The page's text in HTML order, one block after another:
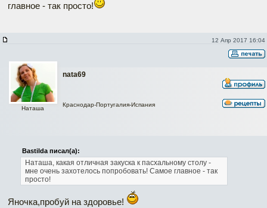
главное - так просто!
12 Апр 2017 16:04
nata69
Наташа
Краснодар-Португалия-Испания
Bastilda писал(а):
Наташа, какая отличная закуска к пасхальному столу -
мне очень захотелось попробовать! Самое главное - так
просто!
Яночка,пробуй на здоровье!